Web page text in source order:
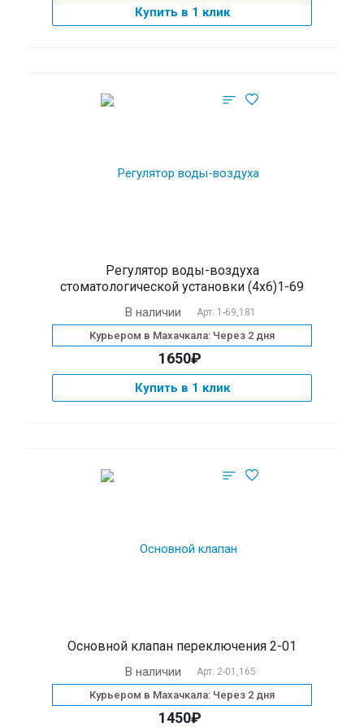
Купить в 1 клик
Регулятор воды-воздуха
стоматологической установки (4x6)1-69
В наличии Арт. 1-69,181
Курьером в Махачкала: Через 2 дня
1650₽
Купить в 1 клик
Основной клапан переключения 2-01
В наличии Арт. 2-01,165
Курьером в Махачкала: Через 2 дня
1450₽